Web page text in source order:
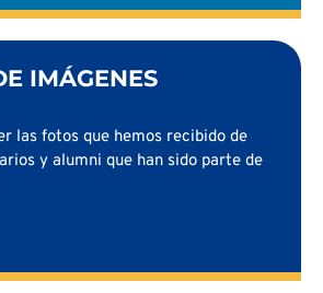
IMÁGENES
las fotos que hemos recibido de
y alumni que han sido parte de